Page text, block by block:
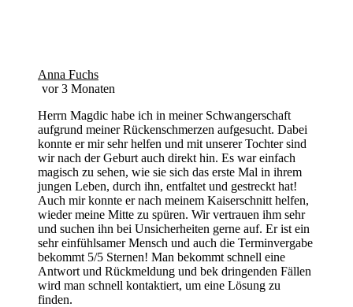
Anna Fuchs
vor 3 Monaten
Herrn Magdic habe ich in meiner Schwangerschaft
aufgrund meiner Rückenschmerzen aufgesucht. Dabei
konnte er mir sehr helfen und mit unserer Tochter sind
wir nach der Geburt auch direkt hin. Es war einfach
magisch zu sehen, wie sie sich das erste Mal in ihrem
jungen Leben, durch ihn, entfaltet und gestreckt hat!
Auch mir konnte er nach meinem Kaiserschnitt helfen,
wieder meine Mitte zu spüren. Wir vertrauen ihm sehr
und suchen ihn bei Unsicherheiten gerne auf. Er ist ein
sehr einfühlsamer Mensch und auch die Terminvergabe
bekommt 5/5 Sternen! Man bekommt schnell eine
Antwort und Rückmeldung und bek dringenden Fällen
wird man schnell kontaktiert, um eine Lösung zu
finden.